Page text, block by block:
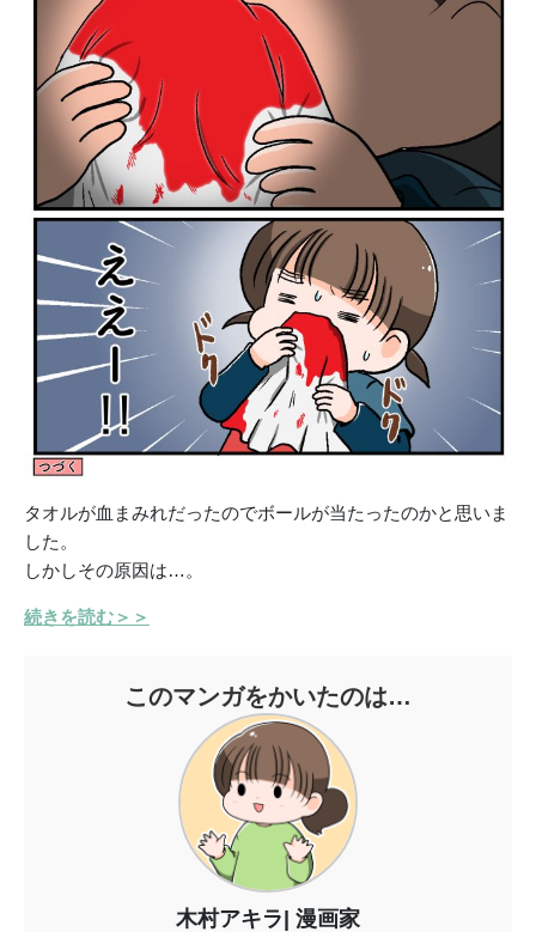
タオルが血まみれだったのでボールが当たったのかと思いま
した。
しかしその原因は…。
続きを読む＞＞
このマンガをかいたのは…
木村アキラ 漫画家